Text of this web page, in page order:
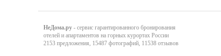
НеДома.ру - сервис гарантированного бронирования
отелей и апартаментов на горных курортах России
2153 предложения, 15487 фотографий, 11538 отзывов